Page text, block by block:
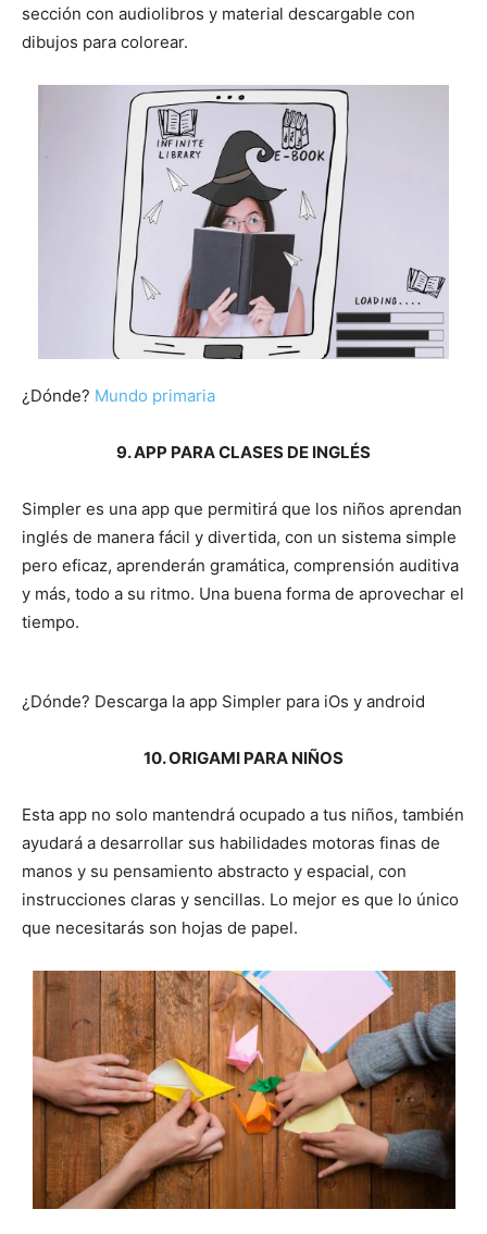
sección con audiolibros y material descargable con
dibujos para colorear.
¿Dónde? Mundo primaria
9. APP PARA CLASES DE INGLÉS
Simpler es una app que permitirá que los niños aprendan
inglés de manera fácil y divertida, con un sistema simple
pero eficaz, aprenderán gramática, comprensión auditiva
y más, todo a su ritmo. Una buena forma de aprovechar el
tiempo.
¿Dónde? Descarga la app Simpler para iOs y android
10. ORIGAMI PARA NIÑOS
Esta app no solo mantendrá ocupado a tus niños, también
ayudará a desarrollar sus habilidades motoras finas de
manos y su pensamiento abstracto y espacial, con
instrucciones claras y sencillas. Lo mejor es que lo único
que necesitarás son hojas de papel.